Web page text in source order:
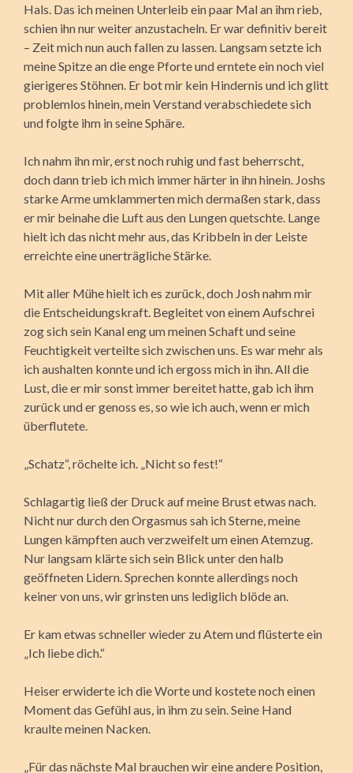
Hals. Das ich meinen Unterleib ein paar Mal an ihm rieb,
schien ihn nur weiter anzustacheln. Er war definitiv bereit
– Zeit mich nun auch fallen zu lassen. Langsam setzte ich
meine Spitze an die enge Pforte und erntete ein noch viel
gierigeres Stöhnen. Er bot mir kein Hindernis und ich glitt
problemlos hinein, mein Verstand verabschiedete sich
und folgte ihm in seine Sphäre.
Ich nahm ihn mir, erst noch ruhig und fast beherrscht,
doch dann trieb ich mich immer härter in ihn hinein. Joshs
starke Arme umklammerten mich dermaßen stark, dass
er mir beinahe die Luft aus den Lungen quetschte. Lange
hielt ich das nicht mehr aus, das Kribbeln in der Leiste
erreichte eine unerträgliche Stärke.
Mit aller Mühe hielt ich es zurück, doch Josh nahm mir
die Entscheidungskraft. Begleitet von einem Aufschrei
zog sich sein Kanal eng um meinen Schaft und seine
Feuchtigkeit verteilte sich zwischen uns. Es war mehr als
ich aushalten konnte und ich ergoss mich in ihn. All die
Lust, die er mir sonst immer bereitet hatte, gab ich ihm
zurück und er genoss es, so wie ich auch, wenn er mich
überflutete.
„Schatz“, röchelte ich. „Nicht so fest!“
Schlagartig ließ der Druck auf meine Brust etwas nach.
Nicht nur durch den Orgasmus sah ich Sterne, meine
Lungen kämpften auch verzweifelt um einen Atemzug.
Nur langsam klärte sich sein Blick unter den halb
geöffneten Lidern. Sprechen konnte allerdings noch
keiner von uns, wir grinsten uns lediglich blöde an.
Er kam etwas schneller wieder zu Atem und flüsterte ein
„Ich liebe dich.“
Heiser erwiderte ich die Worte und kostete noch einen
Moment das Gefühl aus, in ihm zu sein. Seine Hand
kraulte meinen Nacken.
„Für das nächste Mal brauchen wir eine andere Position,